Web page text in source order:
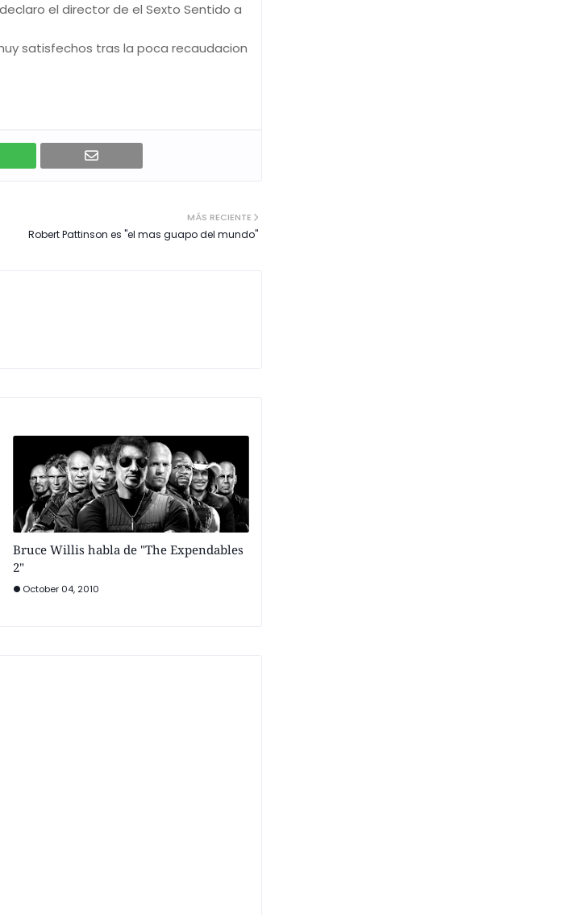
el director de el Sexto Sentido a
satisfechos tras la poca recaudacion
MÁS RECIENTE
Robert Pattinson es "el mas guapo del mundo"
Bruce Willis habla de "The Expendables
2"
October 04, 2010